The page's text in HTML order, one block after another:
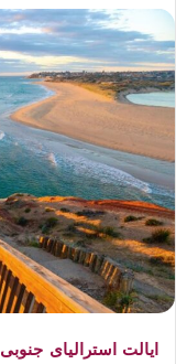
ایالت استرالیای جنوبی